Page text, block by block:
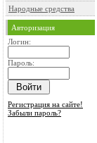
Народные средства
Авторизация
Логин:
Пароль:
Регистрация на сайте!
Забыли пароль?